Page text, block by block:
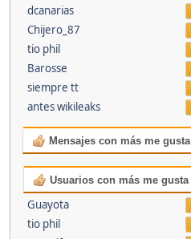
dcanarias
Chijero_87
tio phil
Barosse
siempre tt
antes wikileaks
Mensajes con más me gusta
Usuarios con más me gusta
Guayota
tio phil